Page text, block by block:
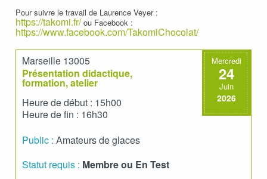
Pour suivre le travail de Laurence Veyer :
https://takomi.fr/ou Facebook :
https://www.facebook.com/TakomiChocolat/
Mercredi
24
Juin
2026
Marseille 13005
Présentation didactique,
formation, atelier
Heure de début : 15h00
Heure de fin : 16h30
Public : Amateurs de glaces
Statut requis : Membre ou En Test